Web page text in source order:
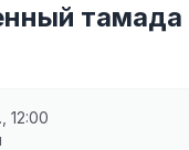
тамада
12:00